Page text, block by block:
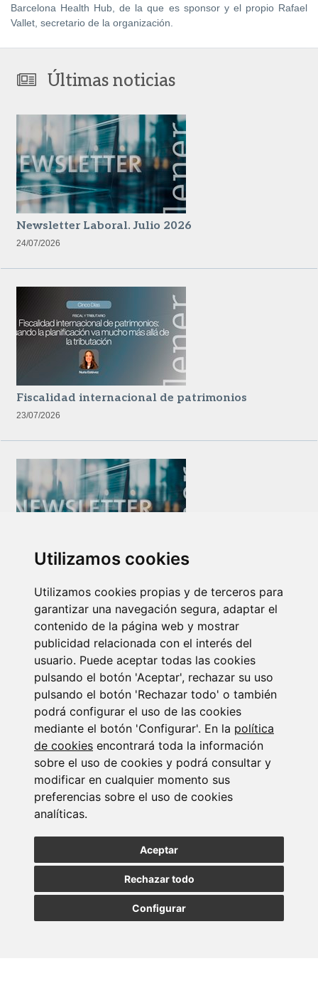
Utilizamos cookies
Utilizamos cookies propias y de terceros para
garantizar una navegación segura, adaptar el
contenido de la página web y mostrar
publicidad relacionada con el interés del
usuario. Puede aceptar todas las cookies
pulsando el botón 'Aceptar', rechazar su uso
pulsando el botón 'Rechazar todo' o también
podrá configurar el uso de las cookies
mediante el botón 'Configurar'. En la política
de cookies encontrará toda la información
sobre el uso de cookies y podrá consultar y
modificar en cualquier momento sus
preferencias sobre el uso de cookies
analíticas.
Aceptar
Rechazar todo
Configurar
Barcelona Health Hub, de la que es sponsor y el propio Rafael
Vallet, secretario de la organización.
Últimas noticias
Newsletter Laboral. Julio 2026
24/07/2026
Fiscalidad internacional de patrimonios
23/07/2026
14/07/2026
Suscribirse a la
newsletter
Entérate de nuestras últimas noticias
SUSCRIBIRSE